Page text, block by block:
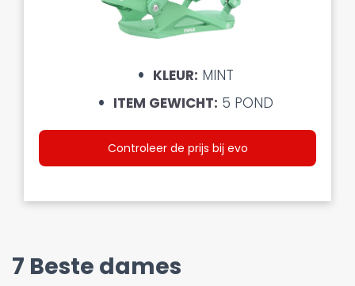
KLEUR: MINT
ITEM GEWICHT: 5 POND
Controleer de prijs bij evo
7 Beste dames